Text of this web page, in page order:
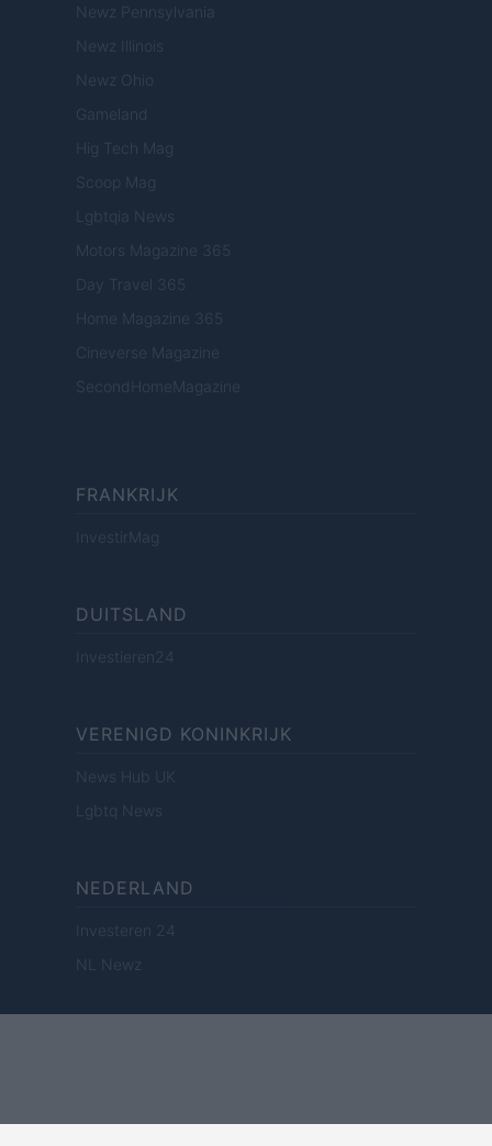
Newz Pennsylvania
Newz Illinois
Newz Ohio
Gameland
Hig Tech Mag
Scoop Mag
Lgbtqia News
Motors Magazine 365
Day Travel 365
Home Magazine 365
Cineverse Magazine
SecondHomeMagazine
FRANKRIJK
InvestirMag
DUITSLAND
Investieren24
VERENIGD KONINKRIJK
News Hub UK
Lgbtq News
NEDERLAND
Investeren 24
NL Newz